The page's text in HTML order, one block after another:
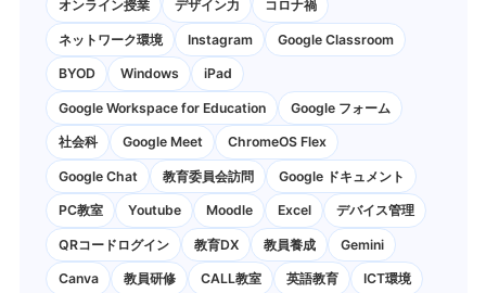
オンライン授業 デザイン力 コロナ禍
ネットワーク環境 Instagram Google Classroom
BYOD Windows iPad
Google Workspace for Education Google フォーム
社会科 Google Meet ChromeOS Flex
Google Chat 教育委員会訪問 Google ドキュメント
PC教室 Youtube Moodle Excel デバイス管理
QRコードログイン 教育DX 教員養成 Gemini
Canva 教員研修 CALL教室 英語教育 ICT環境